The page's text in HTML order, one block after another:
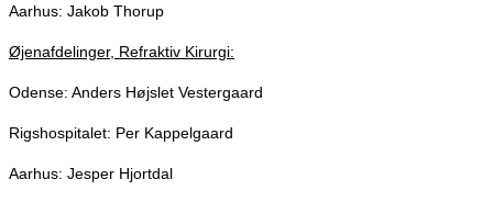
Aarhus: Jakob Thorup
Øjenafdelinger, Refraktiv Kirurgi:
Odense: Anders Højslet Vestergaard
Rigshospitalet: Per Kappelgaard
Aarhus: Jesper Hjortdal